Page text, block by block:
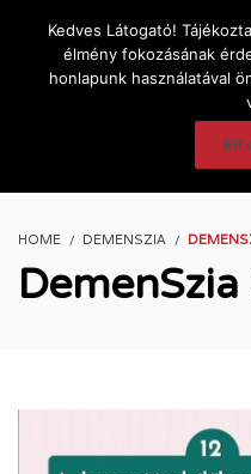
HOME DEMENSZIA
Kedves Látogató!
élmény fokozásának
honlapunk használatával